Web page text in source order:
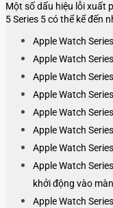
Một số dấu hiệu lỗi xuất
5Series 5có thể kể đến
Apple Watch
Apple Watch
Apple Watch
Apple Watch
Apple Watch
Apple Watch
Apple Watch
Apple Watch
khởi động vào
Apple Watch